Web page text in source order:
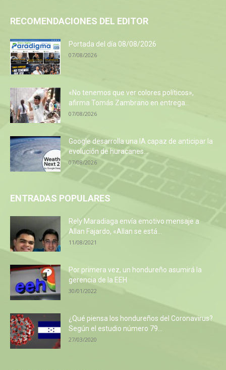
RECOMENDACIONES DEL EDITOR
Portada del día 08/08/2026
07/08/2026
«No tenemos que ver colores políticos»,
afirma Tomás Zambrano en entrega...
07/08/2026
Google desarrolla una IA capaz de anticipar la
evolución de huracanes...
07/08/2026
ENTRADAS POPULARES
Rely Maradiaga envía emotivo mensaje a
Allan Fajardo, «Allan se está...
11/08/2021
Por primera vez, un hondureño asumirá la
gerencia de la EEH
30/01/2022
¿Qué piensa los hondureños del Coronavirus?
Según el estudio número 79...
27/03/2020